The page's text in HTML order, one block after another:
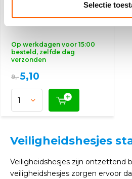
Selectie
Veiligheidshesje zwart
Op werkdagen voor 15:00
besteld, zelfde dag
verzonden
9,-5,10
Veiligheidshesjes
Veiligheidshesjes zijn ontzettend
veiligheidshesjes zorgen ervoor